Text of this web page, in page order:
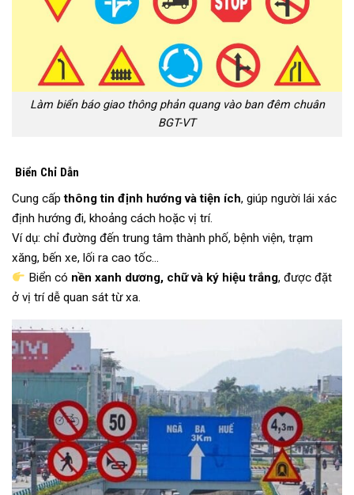
Làm biển báo giao thông phản quang vào ban đêm chuân
BGT-VT
Biển Chỉ Dẫn
Cung cấpthông tin định hướng và tiện ích, giúp người lái xác
định hướng đi, khoảng cách hoặc vị trí.
Ví dụ: chỉ đường đến trung tâm thành phố, bệnh viện, trạm
xăng, bến xe, lối ra cao tốc…
Biển có nền xanh dương, chữ và ký hiệu trắng, được đặt
ở vị trí dễ quan sát từ xa.